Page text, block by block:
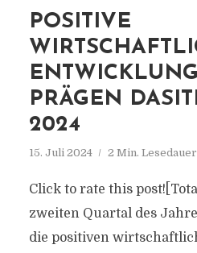
POSITIVE
PRÄGEN
2024
15. Juli 2024 2 Min. Lesedauer
Click to rate this
zweiten Quartal des
die positiven